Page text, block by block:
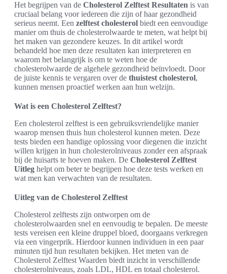
Het begrijpen van de Cholesterol Zelftest Resultaten is van
cruciaal belang voor iedereen die zijn of haar gezondheid
serieus neemt. Een zelftest cholesterol biedt een eenvoudige
manier om thuis de cholesterolwaarde te meten, wat helpt bij
het maken van gezondere keuzes. In dit artikel wordt
behandeld hoe men deze resultaten kan interpreteren en
waarom het belangrijk is om te weten hoe de
cholesterolwaarde de algehele gezondheid beïnvloedt. Door
de juiste kennis te vergaren over de thuistest cholesterol,
kunnen mensen proactief werken aan hun welzijn.
Wat is een Cholesterol Zelftest?
Een cholesterol zelftest is een gebruiksvriendelijke manier
waarop mensen thuis hun cholesterol kunnen meten. Deze
tests bieden een handige oplossing voor diegenen die inzicht
willen krijgen in hun cholesterolniveaus zonder een afspraak
bij de huisarts te hoeven maken. De Cholesterol Zelftest
Uitleg helpt om beter te begrijpen hoe deze tests werken en
wat men kan verwachten van de resultaten.
Uitleg van de Cholesterol Zelftest
Cholesterol zelftests zijn ontworpen om de
cholesterolwaarden snel en eenvoudig te bepalen. De meeste
tests vereisen een kleine druppel bloed, doorgaans verkregen
via een vingerprik. Hierdoor kunnen individuen in een paar
minuten tijd hun resultaten bekijken. Het meten van de
Cholesterol Zelftest Waarden biedt inzicht in verschillende
cholesterolniveaus, zoals LDL, HDL en totaal cholesterol.